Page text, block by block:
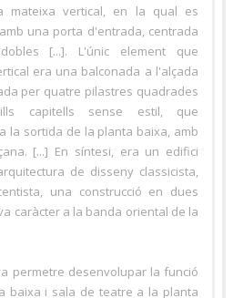
mateixa vertical, en la qual es
una porta d'entrada, centrada
[...]. L'únic element que
era una balconada a l'alçada
per quatre pilastres quadrades
capitells sense estil, que
la sortida de la planta baixa, amb
[...] En síntesi, era un edifici
de disseny classicista,
una construcció en dues
caràcter a la banda oriental de la
permetre desenvolupar la funció
baixa i sala de teatre a la planta